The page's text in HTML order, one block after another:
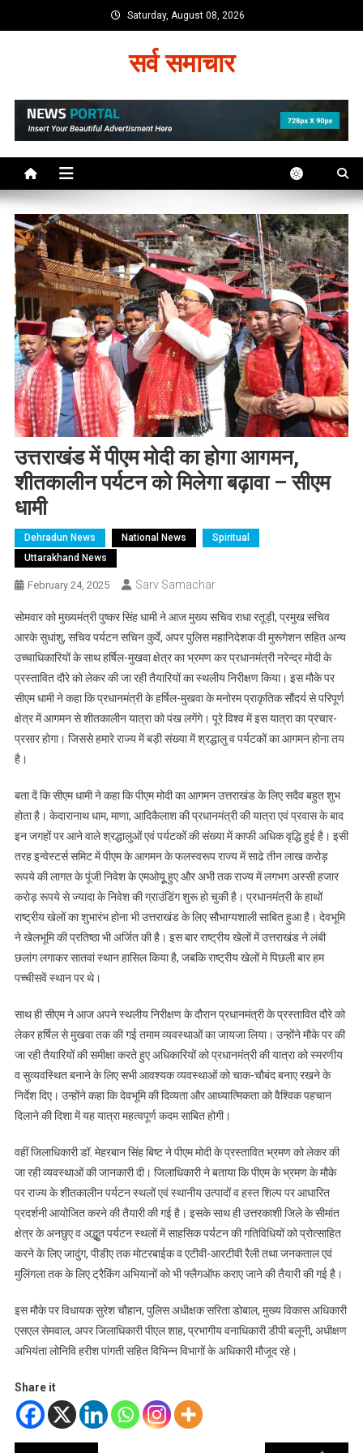
to
Saturday, August 08, 2026
सर्व समाचार
उत्तराखंड में पीएम मोदी का होगा आगमन,
शीतकालीन पर्यटन को मिलेगा बढ़ावा – सीएम
धामी
Dehradun News National News
Spiritual
Uttarakhand News
February 24, 2025 Sarv Samachar
सोमवार को मुख्यमंत्री पुष्कर सिंह धामी ने आज मुख्य सचिव राधा रतूड़ी, प्रमुख सचिव
आरके सुधांशु, सचिव पर्यटन सचिन कुर्वे, अपर पुलिस महानिदेशक वी मुरूगेशन सहित अन्य
उच्चाधिकारियों के साथ हर्षिल-मुखवा क्षेत्र का भ्रमण कर प्रधानमंत्री नरेन्द्र मोदी के
प्रस्तावित दौरे को लेकर की जा रही तैयारियों का स्थलीय निरीक्षण किया। इस मौके पर
सीएम धामी ने कहा कि प्रधानमंत्री के हर्षिल-मुखवा के मनोरम प्राकृतिक सौंदर्य से परिपूर्ण
क्षेत्र में आगमन से शीतकालीन यात्रा को पंख लगेंगे। पूरे विश्व में इस यात्रा का प्रचार-
प्रसार होगा। जिससे हमारे राज्य में बड़ी संख्या में श्रद्धालु व पर्यटकों का आगमन होना तय
है।
बता दें कि सीएम धामी ने कहा कि पीएम मोदी का आगमन उत्तराखंड के लिए सदैव बहुत शुभ
होता है। केदारानाथ धाम, माणा, आदिकैलाश की प्रधानमंत्री की यात्रा एवं प्रवास के बाद
इन जगहों पर आने वाले श्रद्धालुओं एवं पर्यटकों की संख्या में काफी अधिक वृद्धि हुई है। इसी
तरह इन्वेस्टर्स समिट में पीएम के आगमन के फलस्वरूप राज्य में साढे तीन लाख करोड़
रूपये की लागत के पूंजी निवेश के एमओयूू हुए और अभी तक राज्य में लगभग अस्सी हजार
करोड़ रूपये से ज्यादा के निवेश की ग्राउंडिंग शुरू हो चुकी है। प्रधानमंत्री के हाथों
राष्ट्रीय खेलों का शुभारंभ होना भी उत्तराखंड के लिए सौभाग्यशाली साबित हुआ है। देवभूमि
ने खेलभूमि की प्रतिष्ठा भी अर्जित की है। इस बार राष्ट्रीय खेलों में उत्तराखंड ने लंबी
छलांग लगाकर सातवां स्थान हासिल किया है, जबकि राष्ट्रीय खेलों मे पिछली बार हम
पच्चीसवें स्थान पर थे।
साथ ही सीएम ने आज अपने स्थलीय निरीक्षण के दौरान प्रधानमंत्री के प्रस्तावित दौरे को
लेकर हर्षिल से मुखवा तक की गई तमाम व्यवस्थाओं का जायजा लिया। उन्होंने मौके पर की
जा रही तैयारियों की समीक्षा करते हुए अधिकारियों को प्रधानमंत्री की यात्रा को स्मरणीय
व सुव्यवस्थित बनाने के लिए सभी आवश्यक व्यवस्थाओं को चाक-चौबंद बनाए रखने के
निर्देश दिए। उन्होंने कहा कि देवभूमि की दिव्यता और आध्यात्मिकता को वैश्विक पहचान
दिलाने की दिशा में यह यात्रा महत्वपूर्ण कदम साबित होगी।
वहीं जिलाधिकारी डॉ. मेहरबान सिंह बिष्ट ने पीएम मोदी के प्रस्तावित भ्रमण को लेकर की
जा रही व्यवस्थाओं की जानकारी दी। जिलाधिकारी ने बताया कि पीएम के भ्रमण के मौके
पर राज्य के शीतकालीन पर्यटन स्थलों एवं स्थानीय उत्पादों व हस्त शिल्प पर आधारित
प्रदर्शनी आयोजित करने की तैयारी की गई है। इसके साथ ही उत्तरकाशी जिले के सीमांत
क्षेत्र के अनछुए व अद्भृुत पर्यटन स्थलों में साहसिक पर्यटन की गतिविधियों को प्रोत्साहित
करने के लिए जादुंग, पीडीए तक मोटरबाईक व एटीवी-आरटीवी रैली तथा जनकताल एवं
मुलिंगला तक के लिए ट्रैकिंग अभियानों को भी फ्लैगऑफ कराए जाने की तैयारी की गई है।
इस मौके पर विधायक सुरेश चौहान, पुलिस अधीक्षक सरिता डोबाल, मुख्य विकास अधिकारी
एसएल सेमवाल, अपर जिलाधिकारी पीएल शाह, प्रभागीय वनाधिकारी डीपी बलूनी, अधीक्षण
अभियंता लोनिवि हरीश पांगती सहित विभिन्न विभागों के अधिकारी मौजूद रहे।
Share it